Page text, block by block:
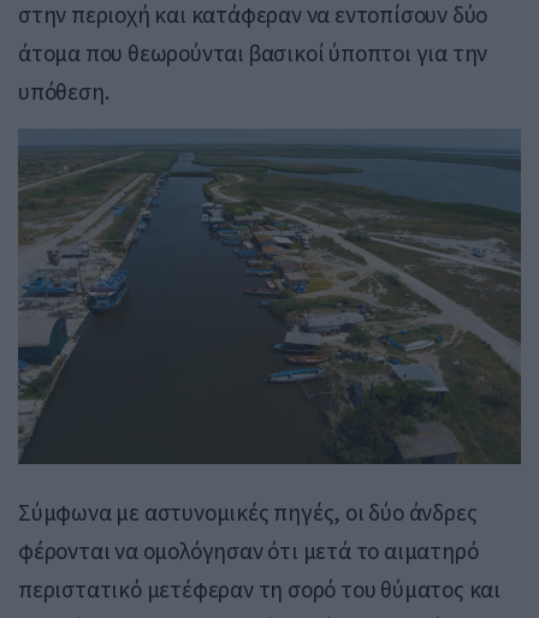
στην περιοχή και κατάφεραν να εντοπίσουν δύο
άτομα που θεωρούνται βασικοί ύποπτοι για την
υπόθεση.
Σύμφωνα με αστυνομικές πηγές, οι δύο άνδρες
φέρονται να ομολόγησαν ότι μετά το αιματηρό
περιστατικό μετέφεραν τη σορό του θύματος και